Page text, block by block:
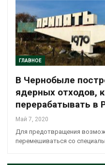
ГЛАВНОЕ
В Чернобыле
ядерных отходов,
перерабатывать в
Май 7, 2020
Для предотвращения
перемешиваться со